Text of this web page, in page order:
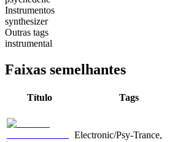
Instrumentos
synthesizer
Outras tags
instrumental
Faixas semelhantes
Título Tags
Electronic/Psy-Trance,